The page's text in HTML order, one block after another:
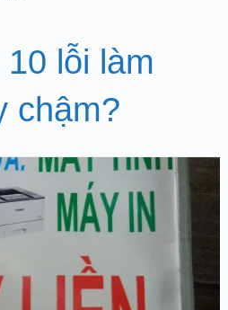
10 lỗi làm
chậm?